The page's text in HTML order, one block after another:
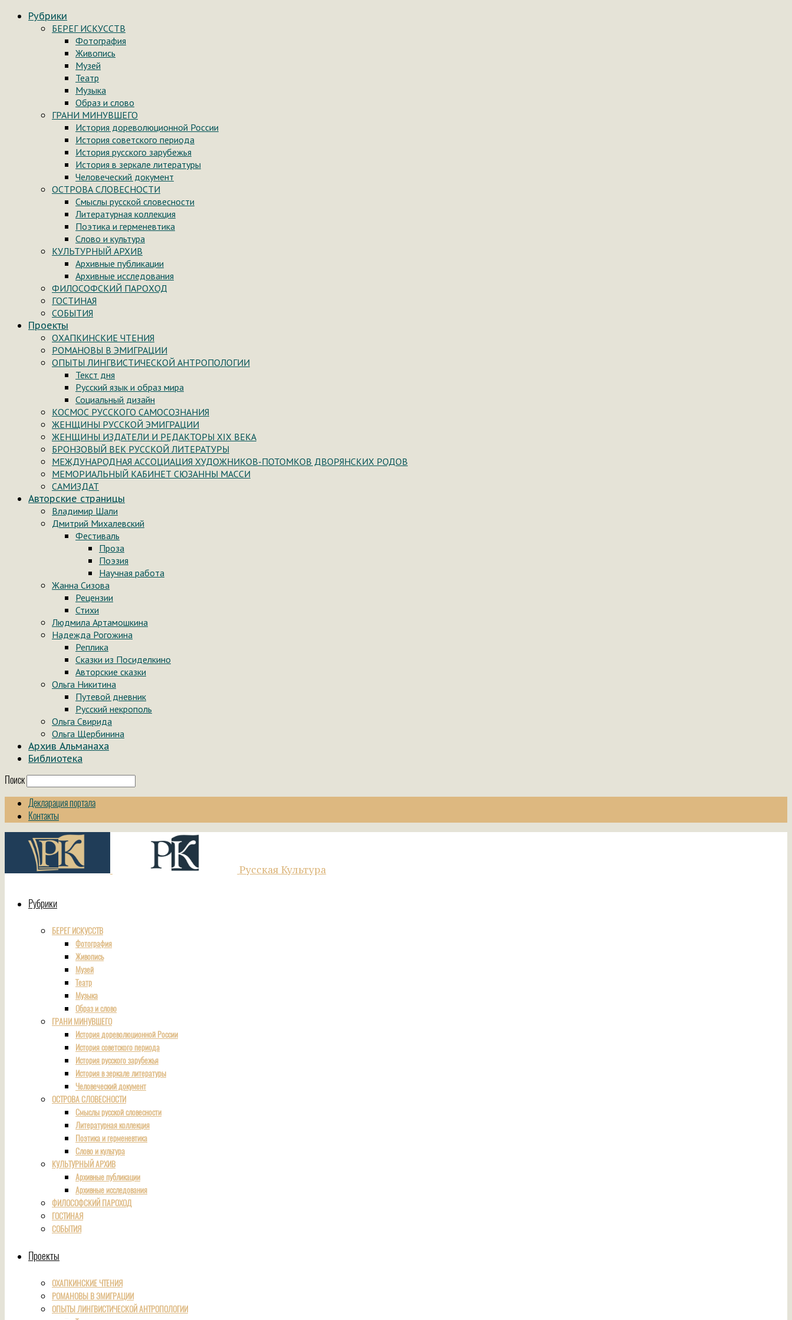
Рубрики
БЕРЕГ ИСКУССТВ
Фотография
Живопись
Музей
Театр
Музыка
Образ и слово
ГРАНИ МИНУВШЕГО
История дореволюционной России
История советского периода
История русского зарубежья
История в зеркале литературы
Человеческий документ
ОСТРОВА СЛОВЕСНОСТИ
Смыслы русской словесности
Литературная коллекция
Поэтика и герменевтика
Слово и культура
КУЛЬТУРНЫЙ АРХИВ
Архивные публикации
Архивные исследования
ФИЛОСОФСКИЙ ПАРОХОД
ГОСТИНАЯ
СОБЫТИЯ
Проекты
ОХАПКИНСКИЕ ЧТЕНИЯ
РОМАНОВЫ В ЭМИГРАЦИИ
ОПЫТЫ ЛИНГВИСТИЧЕСКОЙ АНТРОПОЛОГИИ
Текст дня
Русский язык и образ мира
Социальный дизайн
КОСМОС РУССКОГО САМОСОЗНАНИЯ
ЖЕНЩИНЫ РУССКОЙ ЭМИГРАЦИИ
ЖЕНЩИНЫ ИЗДАТЕЛИ И РЕДАКТОРЫ XIX ВЕКА
БРОНЗОВЫЙ ВЕК РУССКОЙ ЛИТЕРАТУРЫ
МЕЖДУНАРОДНАЯ АССОЦИАЦИЯ ХУДОЖНИКОВ-ПОТОМКОВ ДВОРЯНСКИХ РОДОВ
МЕМОРИАЛЬНЫЙ КАБИНЕТ СЮЗАННЫ МАССИ
САМИЗДАТ
Авторские страницы
Владимир Шали
Дмитрий Михалевский
Фестиваль
Проза
Поэзия
Научная работа
Жанна Сизова
Рецензии
Стихи
Людмила Артамошкина
Надежда Рогожина
Реплика
Сказки из Посиделкино
Авторские сказки
Ольга Никитина
Путевой дневник
Русский некрополь
Ольга Свирида
Ольга Щербинина
Архив Альманаха
Библиотека
Поиск
Декларация портала
Контакты
Русская Культура
Рубрики
БЕРЕГ ИСКУССТВ
Фотография
Живопись
Музей
Театр
Музыка
Образ и слово
ГРАНИ МИНУВШЕГО
История дореволюционной России
История советского периода
История русского зарубежья
История в зеркале литературы
Человеческий документ
ОСТРОВА СЛОВЕСНОСТИ
Смыслы русской словесности
Литературная коллекция
Поэтика и герменевтика
Слово и культура
КУЛЬТУРНЫЙ АРХИВ
Архивные публикации
Архивные исследования
ФИЛОСОФСКИЙ ПАРОХОД
ГОСТИНАЯ
СОБЫТИЯ
Проекты
ОХАПКИНСКИЕ ЧТЕНИЯ
РОМАНОВЫ В ЭМИГРАЦИИ
ОПЫТЫ ЛИНГВИСТИЧЕСКОЙ АНТРОПОЛОГИИ